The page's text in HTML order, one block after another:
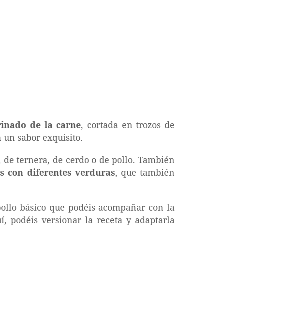
de la carne, cortada en trozos de
un sabor exquisito.
ternera, de cerdo o de pollo. También
con diferentes verduras, que también
básico que podéis acompañar con la
podéis versionar la receta y adaptarla